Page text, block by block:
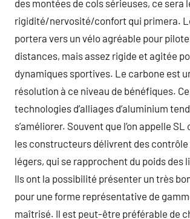
des montées de cols sérieuses, ce sera
rigidité/nervosité/confort qui primera.
portera vers un vélo agréable pour
distances, mais assez rigide et agitée
dynamiques sportives. Le carbone est
résolution à ce niveau de bénéfiques.
technologies d’alliages d’aluminium
s’améliorer. Souvent que l’on appelle
les constructeurs délivrent des contrôle
légers, qui se rapprochent du poids des
Ils ont la possibilité présenter un très
pour une forme représentative de
maîtrisé. Il est peut-être préférable de